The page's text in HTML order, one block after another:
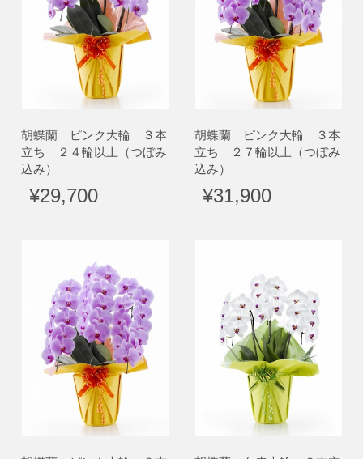
胡蝶蘭 ピンク大輪 ３本
立ち ２４輪以上（つぼみ
込み）
¥29,700
胡蝶蘭 ピンク大輪 ３本
立ち ２７輪以上（つぼみ
込み）
¥31,900